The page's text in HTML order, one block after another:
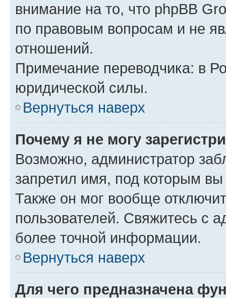
внимание на то, что phpBB
по правовым вопросам и не
отношений.
Примечание переводчика: в
юридической силы.
Вернуться наверх
Почему я не могу
Возможно, администратор
запретил имя, под которым вы
Также он мог вообще
пользователей. Свяжитесь с
более точной информации.
Вернуться наверх
Для чего предназначена